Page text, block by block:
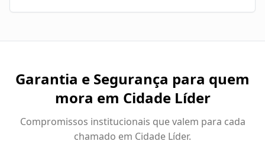
Garantia e Segurança para quem
mora em Cidade Líder
Compromissos institucionais que valem para cada
chamado em Cidade Líder.